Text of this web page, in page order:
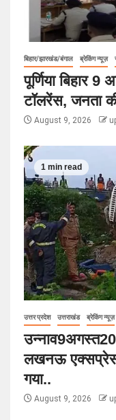
बिहार/झारखंड/बंगाल ब्रेकिंग न्यूज़
पूर्णिया बिहार
टॉलरेंस, जनता
August 9, 2026
1 min read
उत्तर प्रदेश उत्तराखंड ब्रेकिंग न्यूज़
लखनऊ
गया..
August 9, 2026